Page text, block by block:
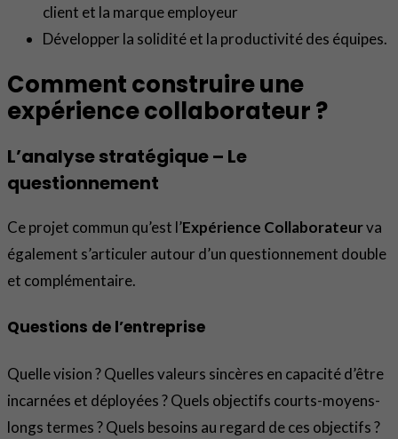
client et la marque employeur
Développer la solidité et la productivité des équipes.
Comment construire une
expérience collaborateur ?
L’analyse stratégique – Le
questionnement
Ce projet commun qu’est l’Expérience Collaborateurva
également s’articuler autour d’un questionnement double
et complémentaire.
Questions de l’entreprise
Quelle vision ? Quelles valeurs sincères en capacité d’être
incarnées et déployées ? Quels objectifs courts-moyens-
longs termes ? Quels besoins au regard de ces objectifs ?